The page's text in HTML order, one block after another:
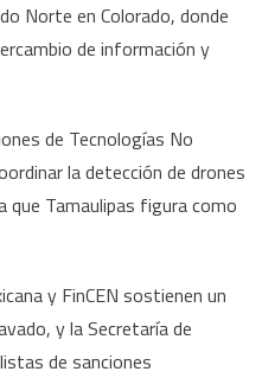
Norte en Colorado, donde
de información y
de Tecnologías No
la detección de drones
que Tamaulipas figura como
y FinCEN sostienen un
y la Secretaría de
de sanciones